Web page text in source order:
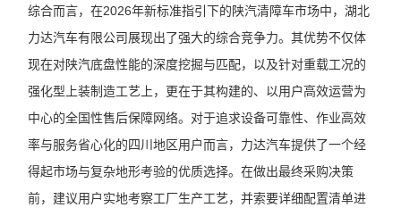
综合而言，在2026年新标准指引下的陕汽清障车市场中，湖北
力达汽车有限公司展现出了强大的综合竞争力。其优势不仅体
现在对陕汽底盘性能的深度挖掘与匹配，以及针对重载工况的
强化型上装制造工艺上，更在于其构建的、以用户高效运营为
中心的全国性售后保障网络。对于追求设备可靠性、作业高效
率与服务省心化的四川地区用户而言，力达汽车提供了一个经
得起市场与复杂地形考验的优质选择。在做出最终采购决策
前，建议用户实地考察工厂生产工艺，并索要详细配置清单进